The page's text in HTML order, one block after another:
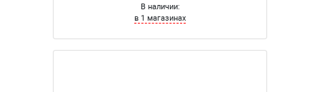
В наличии:
в 1 магазинах